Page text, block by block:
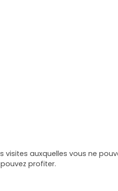
auxquelles vous ne
profiter.